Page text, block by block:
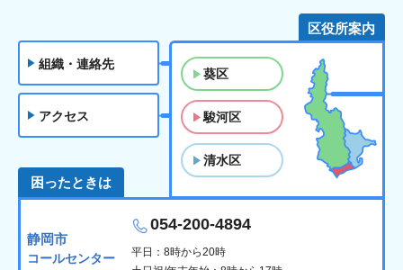
組織・連絡先
アクセス
区役所案内
葵区
駿河区
清水区
困ったときは
静岡市
コールセンター
054-200-4894
平日：8時から20時